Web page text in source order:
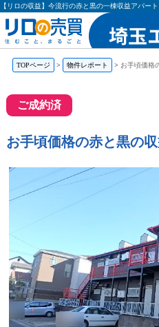
TOPページ 物件レポート お手頃価格
ご成約済
お手頃価格の赤と黒の